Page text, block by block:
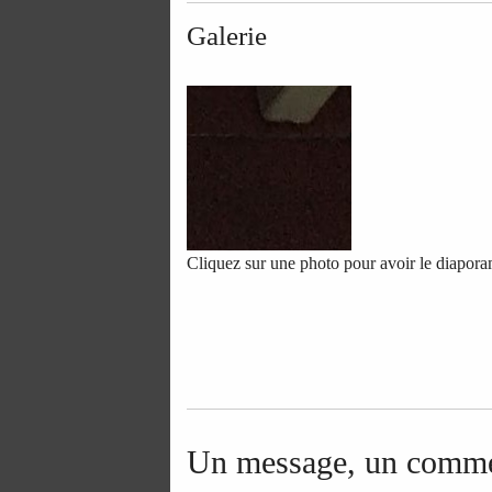
Galerie
Cliquez sur une photo pour avoir le
Un message, un